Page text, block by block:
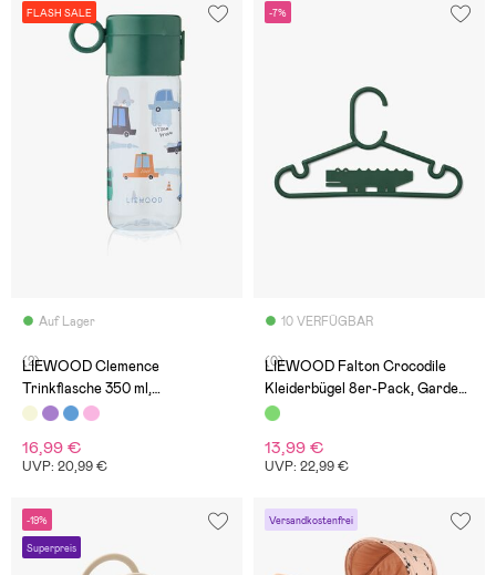
FLASH SALE
Auf Lager
(2)
LIEWOOD Clemence
Trinkflasche 350 ml,
Cars/Sandy
16,99 €
UVP: 20,99 €
-7%
10 VERFÜGBAR
(0)
LIEWOOD Falton Crocodile
Kleiderbügel 8er-Pack, Garden
Green
13,99 €
UVP: 22,99 €
-19%
Superpreis
Versandkostenfrei